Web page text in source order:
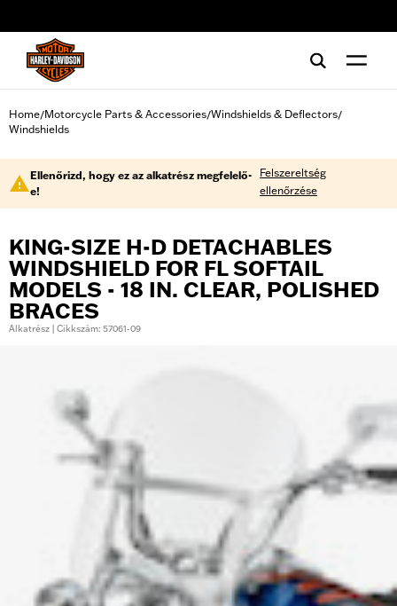
Home/Motorcycle Parts & Accessories/Windshields & Deflectors/
Windshields
Ellenőrizd, hogy ez az alkatrész megfelelő-
e!
Felszereltség
ellenőrzése
KING-SIZE H-D DETACHABLES
WINDSHIELD FOR FL SOFTAIL
MODELS - 18 IN. CLEAR, POLISHED
BRACES
Alkatrész | Cikkszám: 57061-09